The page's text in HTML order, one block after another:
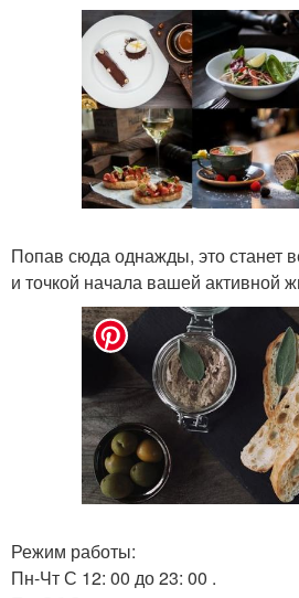
Попав сюда однажды, это станет
и точкой начала вашей активной
Режим работы:
Пн-Чт С 12: 00 до 23: 00 .